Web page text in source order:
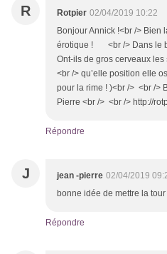
R Rotpier 02/04/2019 10:22
Bonjour Annick !<br />
érotique ! <br /> Dans le
Ont-ils de gros cerveaux
<br /> qu’elle position elle
pour la rime ! )<br /> <br />
Pierre <br /> <br /> http://
Répondre
J jean -pierre 02/04/2019
bonne idée de mettre la
Répondre